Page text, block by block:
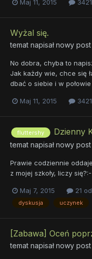
Maj 11, 2015
Wyżal się.
temat napisał nowy
No dobra, chyba to
Jak każdy wie, chce się
dbać o siebie i w
Maj 11, 2015
fluttershy Dzienny
temat napisał nowy
Prawie codziennie
z mojej szkoły, liczy
Maj 7, 2015 21
dyskusja uczynek
[Zabawa] Oceń
temat napisał nowy